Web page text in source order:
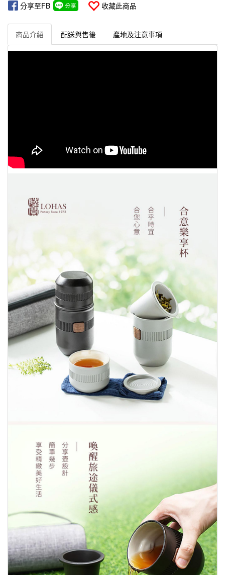
分享至FB 收藏此商品
商品介紹 配送與售後 產地及注意事項